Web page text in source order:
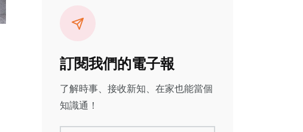
訂閱我們的電子報
了解時事、接收新知、在家也能當個
知識通！